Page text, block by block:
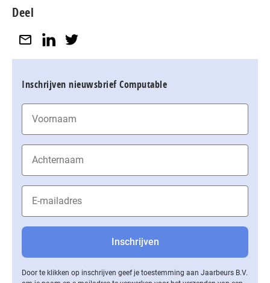
Deel
Inschrijven nieuwsbrief Computable
Door te klikken op inschrijven geef je toestemming aan Jaarbeurs B.V.